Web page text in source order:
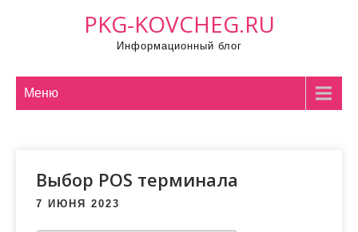
PKG-KOVCHEG.RU
Информационный блог
Меню
Выбор POS терминала
7 ИЮНЯ 2023